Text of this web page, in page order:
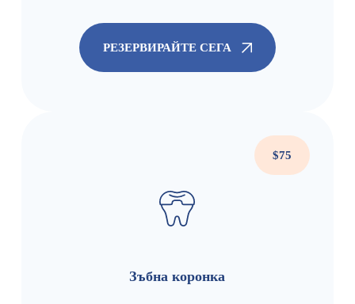
РЕЗЕРВИРАЙТЕ СЕГА
$75
Зъбна коронка